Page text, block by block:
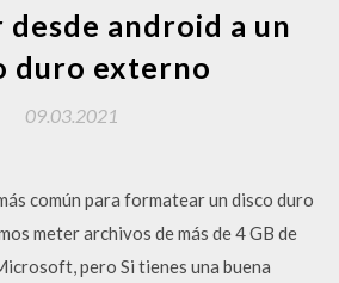
desde android a un
duro externo
09.03.2021
común para formatear un disco duro
meter archivos de más de 4 GB de
pero Si tienes una buena